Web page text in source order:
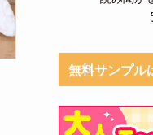
無料サンプル